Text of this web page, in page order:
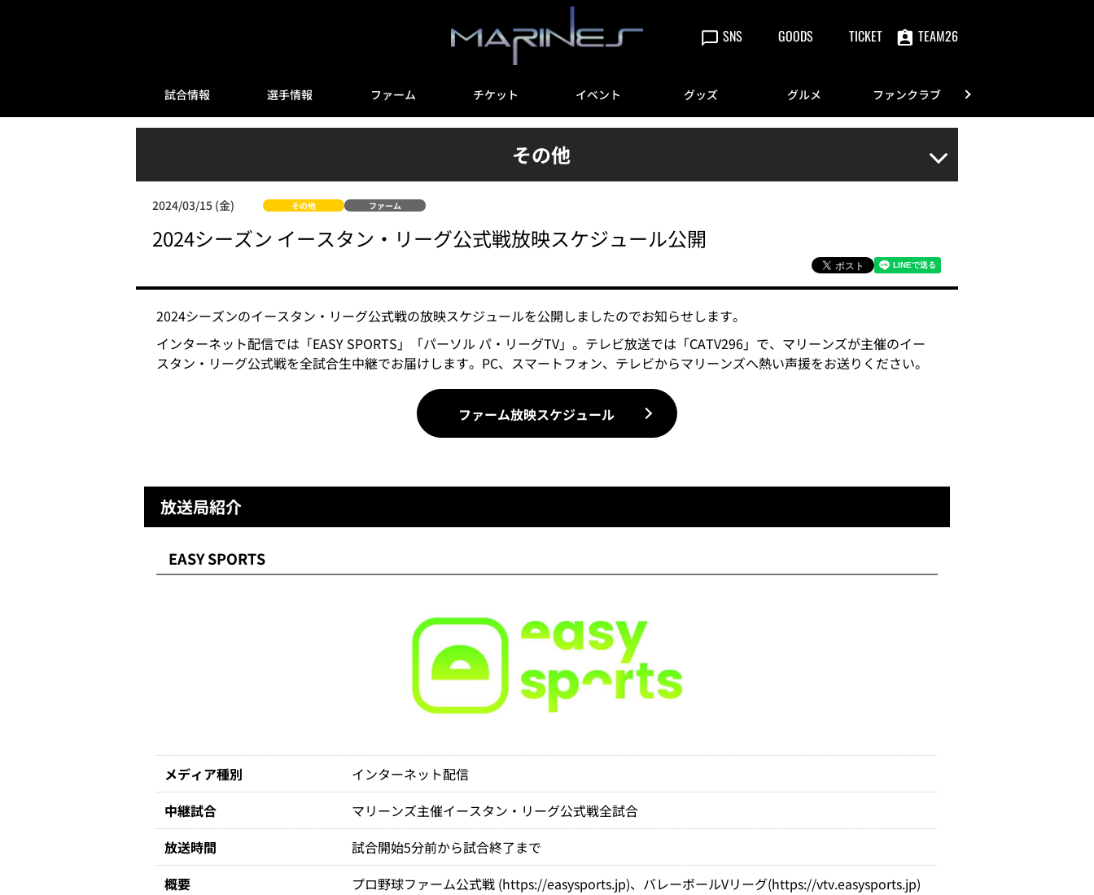
SNS GOODS TICKET TEAM26
試合情報 選手情報 ファーム チケット イベント グッズ グルメ ファンクラブ
その他
2024/03/15 (金) その他 ファーム
2024シーズン イースタン・リーグ公式戦放映スケジュール公開
2024シーズンのイースタン・リーグ公式戦の放映スケジュールを公開しましたのでお知らせします。
インターネット配信では「EASY SPORTS」「パーソル パ・リーグTV」。テレビ放送では「CATV296」で、マリーンズが主催のイー
スタン・リーグ公式戦を全試合生中継でお届けします。PC、スマートフォン、テレビからマリーンズへ熱い声援をお送りください。
ファーム放映スケジュール
放送局紹介
EASY SPORTS
メディア種別
インターネット配信
中継試合
マリーンズ主催イースタン・リーグ公式戦全試合
放送時間
試合開始5分前から試合終了まで
概要
プロ野球ファーム公式戦 (https://easysports.jp)、バレーボールVリーグ(https://vtv.easysports.jp)